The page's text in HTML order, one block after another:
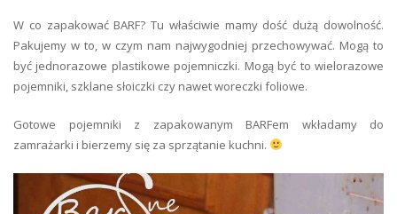
W co zapakować BARF? Tu właściwie mamy dość dużą dowolność.
Pakujemy w to, w czym nam najwygodniej przechowywać. Mogą to
być jednorazowe plastikowe pojemniczki. Mogą być to wielorazowe
pojemniki, szklane słoiczki czy nawet woreczki foliowe.
Gotowe pojemniki z zapakowanym BARFem wkładamy do
zamrażarki i bierzemy się za sprzątanie kuchni.